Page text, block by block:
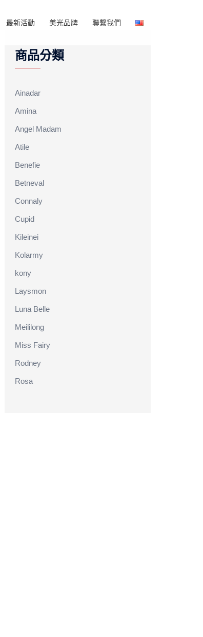
最新活動 美光品牌 聯繫我們
商品分類
Ainadar
Amina
Angel Madam
Atile
Benefie
Betneval
Connaly
Cupid
Kileinei
Kolarmy
kony
Laysmon
Luna Belle
Meililong
Miss Fairy
Rodney
Rosa